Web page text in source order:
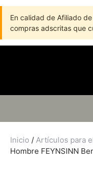
En calidad de Afiliado
compras adscritas que
Inicio / Artículos para
Hombre FEYNSINN